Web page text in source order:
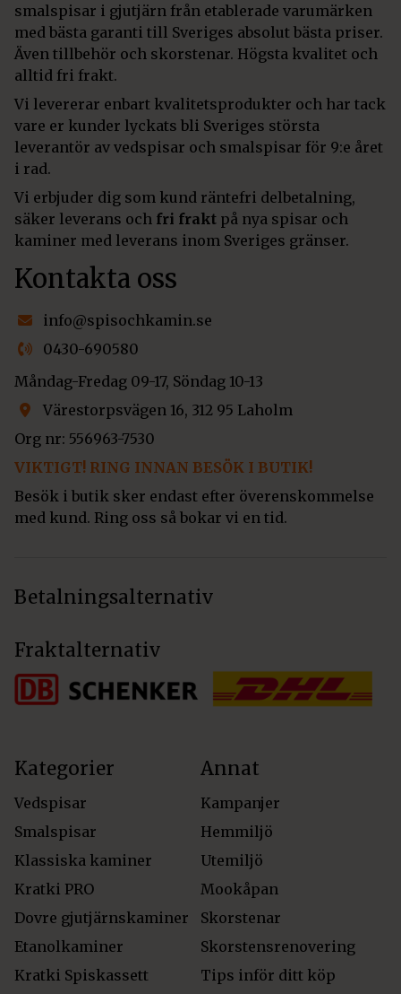
smalspisar i gjutjärn från etablerade varumärken
med bästa garanti till Sveriges absolut bästa priser.
Även tillbehör och skorstenar. Högsta kvalitet och
alltid fri frakt.
Vi levererar enbart kvalitetsprodukter och har tack
vare er kunder lyckats bli Sveriges största
leverantör av vedspisar och smalspisar för 9:e året
i rad.
Vi erbjuder dig som kund räntefri delbetalning,
säker leverans och fri frakt på nya spisar och
kaminer med leverans inom Sveriges gränser.
Kontakta oss
info@spisochkamin.se
0430-690580
Måndag-Fredag 09-17, Söndag 10-13
Värestorpsvägen 16, 312 95 Laholm
Org nr: 556963-7530
VIKTIGT! RING INNAN BESÖK I BUTIK!
Besök i butik sker endast efter överenskommelse
med kund. Ring oss så bokar vi en tid.
Betalningsalternativ
Fraktalternativ
Kategorier
Vedspisar
Smalspisar
Klassiska kaminer
Kratki PRO
Dovre gjutjärnskaminer
Etanolkaminer
Kratki Spiskassett
Annat
Kampanjer
Hemmiljö
Utemiljö
Mookåpan
Skorstenar
Skorstensrenovering
Tips inför ditt köp